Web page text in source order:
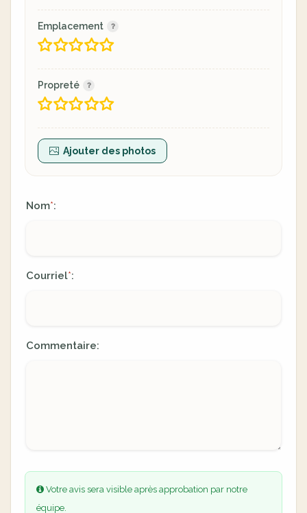
Emplacement
Propreté
Ajouter des photos
Nom*:
Courriel*:
Commentaire:
Votre avis sera visible après approbation par notre
équipe.